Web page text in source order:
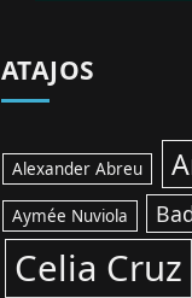
ATAJOS
Alexander Abreu
Aymée Nuviola
Celia Cruz